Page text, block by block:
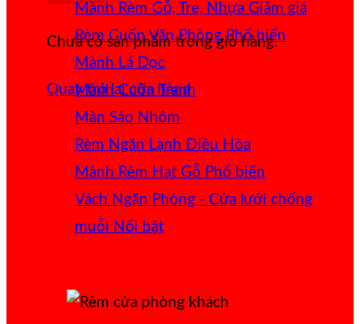
Chưa có sản phẩm trong giỏ hàng.
Quay trở lại cửa hàng
Mành Rèm Gỗ, Tre, Nhựa
Rèm Cuốn Văn Phòng
Mành Lá Dọc
Mành Cuốn Tranh
Màn Sáo Nhôm
Rèm Ngăn Lạnh Điều Hòa
Mành Rèm Hạt Gỗ
Vách Ngăn Phòng - Cửa lưới chống
muỗi